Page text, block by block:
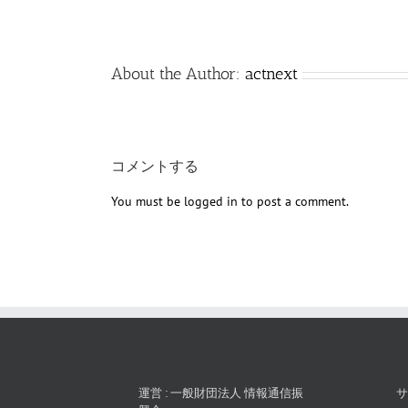
About the Author: actnext
コメントする
You must be logged in to post a comment.
運営 : 一般財団法人 情報通信振